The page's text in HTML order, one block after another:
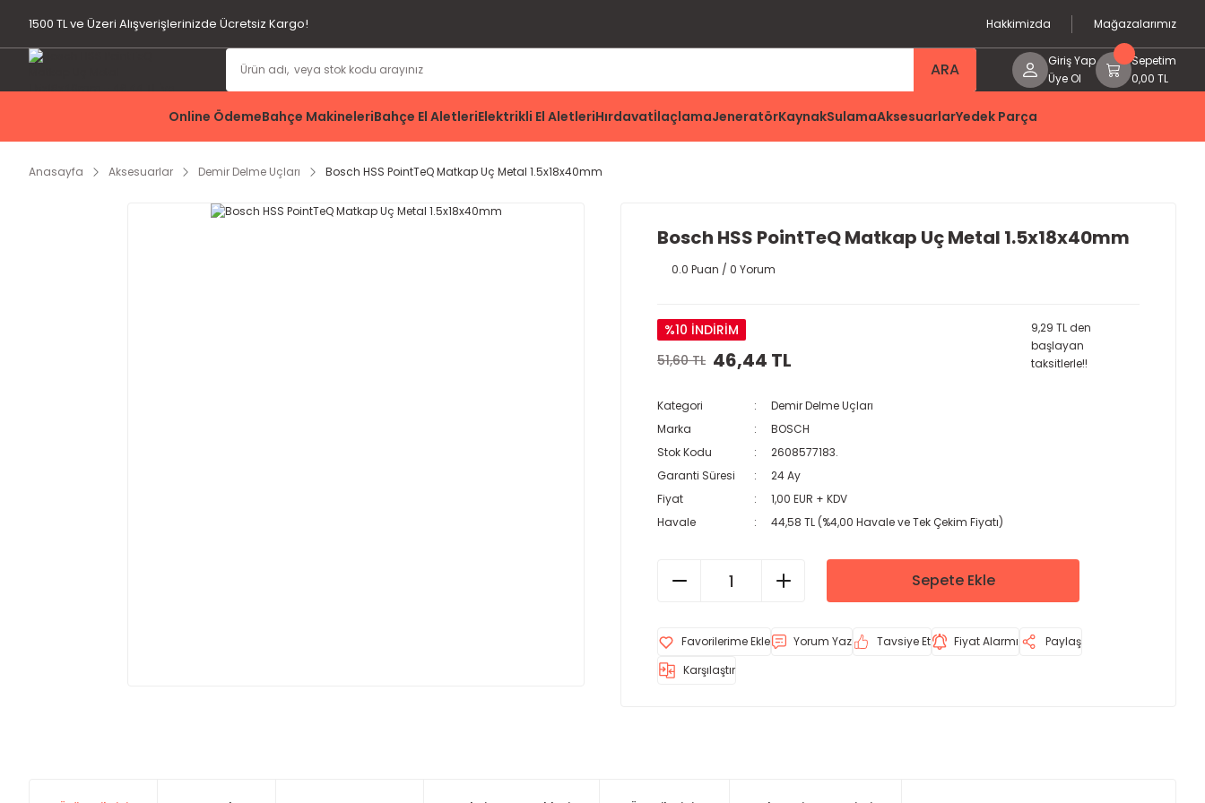
1500 TL ve Üzeri Alışverişlerinizde Ücretsiz Kargo! Hakkimizda Mağazalarımız
ARA
Giriş Yap
Üye Ol
Sepetim
0,00 TL
Online ÖdemeBahçe MakineleriBahçe El AletleriElektrikli El AletleriHırdavatİlaçlamaJeneratörKaynakSulamaAksesuarlarYedek Parça
Anasayfa Aksesuarlar Demir Delme Uçları Bosch HSS PointTeQ Matkap Uç Metal 1.5x18x40mm
Bosch HSS PointTeQ Matkap Uç Metal 1.5x18x40mm
0.0 Puan / 0 Yorum
%10 İNDİRİM
51,60 TL 46,44 TL
9,29 TL den
başlayan
taksitlerle!!
Kategori
Demir Delme Uçları
Marka
BOSCH
Stok Kodu
2608577183.
Garanti Süresi
24 Ay
Fiyat
1,00 EUR + KDV
Havale
44,58 TL (%4,00 Havale ve Tek Çekim Fiyatı)
Sepete Ekle
Yorum Yaz Tavsiye Et Fiyat Alarmı
Paylaş
Karşılaştır